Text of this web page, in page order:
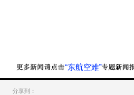
“东航空难”
分享到：